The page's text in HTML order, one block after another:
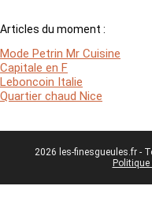
Articles du moment :
Mode Petrin Mr Cuisine
Capitale en F
Leboncoin Italie
Quartier chaud Nice
2026 les-finesgueules.fr -
Politique